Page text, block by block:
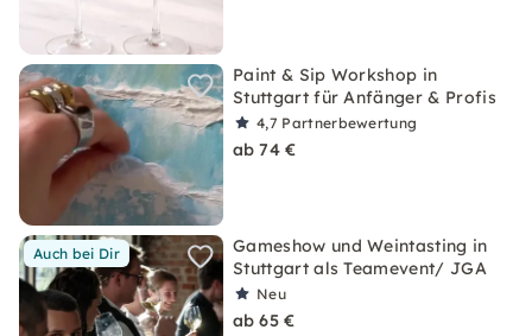
Paint & Sip Workshop in
Stuttgart für Anfänger & Profis
4,7 Partnerbewertung
ab 74 €
Auch bei Dir
Gameshow und Weintasting in
Stuttgart als Teamevent/ JGA
Neu
ab 65 €